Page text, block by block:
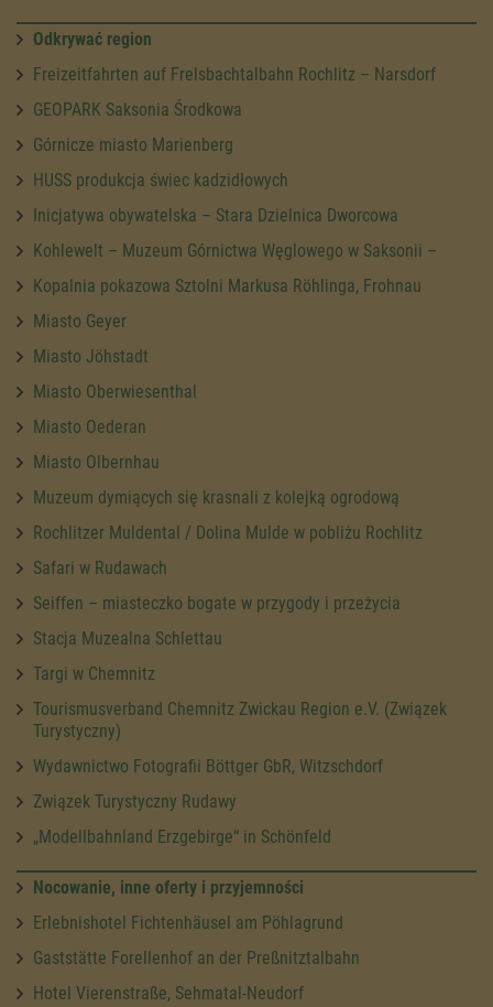
Odkrywać region
Freizeitfahrten auf Frelsbachtalbahn Rochlitz – Narsdorf
GEOPARK Saksonia Środkowa
Górnicze miasto Marienberg
HUSS produkcja świec kadzidłowych
Inicjatywa obywatelska – Stara Dzielnica Dworcowa
Kohlewelt – Muzeum Górnictwa Węglowego w Saksonii –
Kopalnia pokazowa Sztolni Markusa Röhlinga, Frohnau
Miasto Geyer
Miasto Jöhstadt
Miasto Oberwiesenthal
Miasto Oederan
Miasto Olbernhau
Muzeum dymiących się krasnali z kolejką ogrodową
Rochlitzer Muldental / Dolina Mulde w pobliżu Rochlitz
Safari w Rudawach
Seiffen – miasteczko bogate w przygody i przeżycia
Stacja Muzealna Schlettau
Targi w Chemnitz
Tourismusverband Chemnitz Zwickau Region e.V. (Związek
Turystyczny)
Wydawnictwo Fotografii Böttger GbR, Witzschdorf
Związek Turystyczny Rudawy
„Modellbahnland Erzgebirge“ in Schönfeld
Nocowanie, inne oferty i przyjemności
Erlebnishotel Fichtenhäusel am Pöhlagrund
Gaststätte Forellenhof an der Preßnitztalbahn
Hotel Vierenstraße, Sehmatal-Neudorf